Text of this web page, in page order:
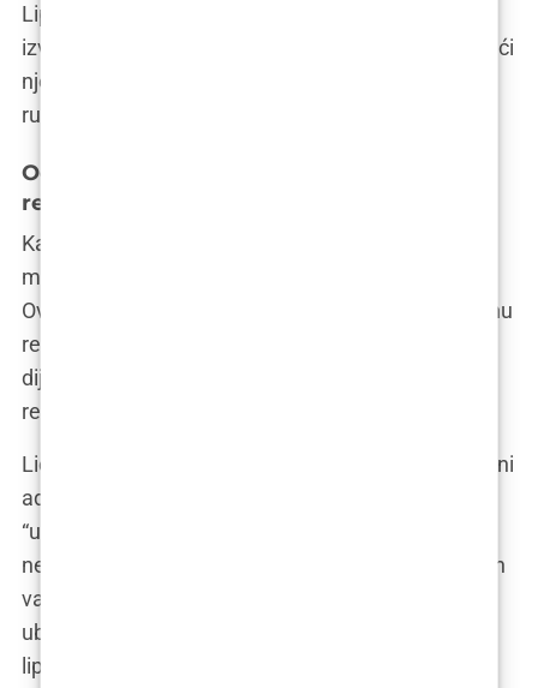
Lipofiling je siguran i učinkovit postupak kada se
izvodi pravilno. Odabirom iskusnog kirurga i slijedeći
njegove upute, možete biti sigurni da ste u dobrim
rukama.
Od glave do pete: Lipofiling u različitim
regijama tijela
Kao što vješti kipar oblikuje glinu, tako i lipofiling
može preoblikovati vaše tijelo, od glave do pete.
Ova čarobna tehnika nije ograničena samo na jednu
regiju, već se može primijeniti na različitim
dijelovima tijela, pružajući prirodne i dugotrajne
rezultate.
Lice je naša vizit karta, a lipofiling može biti vaš tajni
adut za mladolik i svjež izgled. Zaboravite na
“umorno lice” i podočnjake koji odaju vaše
neprospavane noći. Lipofiling može vratiti volumen
vašim obrazima, popuniti udubljene sljepoočnice i
ublažiti bore oko očiju i usta. Osim pomlađivanja,
lipofiling se koristi i za konturiranje lica. Želite li